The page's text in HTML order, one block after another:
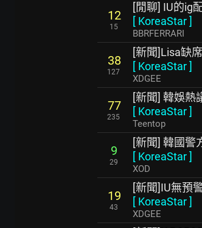
12
15
[閒聊] IU的ig
[ KoreaStar]
BBRFERRARI
38
127
[新聞]Lisa缺
[ KoreaStar]
XDGEE
77
235
[新聞] 韓娛熱
[ KoreaStar]
Teentop
9
29
[新聞] 韓國警
[ KoreaStar]
XOD
19
43
[新聞]IU無預
[ KoreaStar]
XDGEE